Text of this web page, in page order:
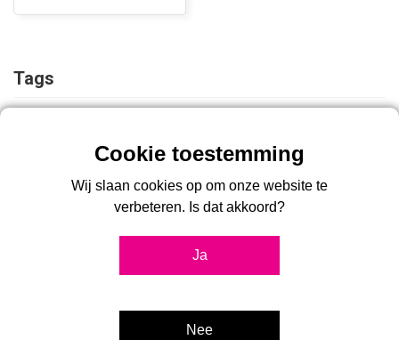
Tags
Wij slaan cookies op om onze website te
verbeteren. Is dat akkoord?
Ja
Nee